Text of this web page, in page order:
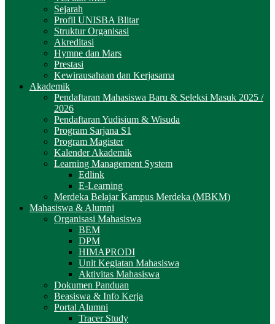
Sejarah
Profil UNISBA Blitar
Struktur Organisasi
Akreditasi
Hymne dan Mars
Prestasi
Kewirausahaan dan Kerjasama
Akademik
Pendaftaran Mahasiswa Baru & Seleksi Masuk 2025 /
2026
Pendaftaran Yudisium & Wisuda
Program Sarjana S1
Program Magister
Kalender Akademik
Learning Management System
Edlink
E-Learning
Merdeka Belajar Kampus Merdeka (MBKM)
Mahasiswa & Alumni
Organisasi Mahasiswa
BEM
DPM
HIMAPRODI
Unit Kegiatan Mahasiswa
Aktivitas Mahasiswa
Dokumen Panduan
Beasiswa & Info Kerja
Portal Alumni
Tracer Study